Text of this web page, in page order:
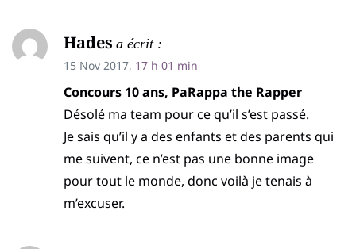
Hades a écrit :
15 Nov 2017, 17 h 01 min
Concours 10 ans, PaRappa the Rapper
Désolé ma team pour ce qu’il s’est passé.
Je sais qu’il y a des enfants et des parents qui
me suivent, ce n’est pas une bonne image
pour tout le monde, donc voilà je tenais à
m’excuser.